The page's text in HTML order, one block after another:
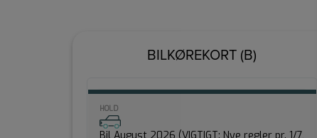
BILKØREKORT (B)